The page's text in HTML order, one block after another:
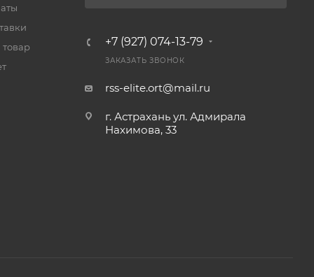
+7 (927) 074-13-79
ЗАКАЗАТЬ ЗВОНОК
rss-elite.ort@mail.ru
г. Астрахань ул. Адмирала
Нахимова, 33